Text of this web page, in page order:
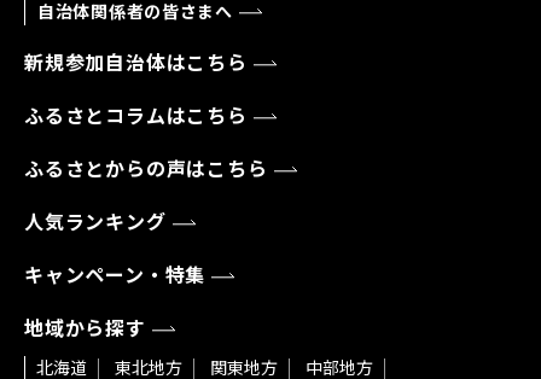
自治体関係者の皆さまへ
新規参加自治体はこちら
ふるさとコラムはこちら
ふるさとからの声はこちら
人気ランキング
キャンペーン・特集
地域から探す
北海道 東北地方 関東地方
中部地方